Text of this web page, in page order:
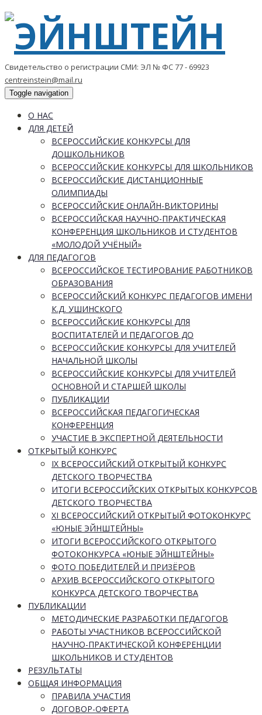
Свидетельство о регистрации СМИ: ЭЛ № ФС 77 - 69923
centreinstein@mail.ru
Toggle navigation
О НАС
ДЛЯ ДЕТЕЙ
ВСЕРОССИЙСКИЕ КОНКУРСЫ ДЛЯ
ДОШКОЛЬНИКОВ
ВСЕРОССИЙСКИЕ КОНКУРСЫ ДЛЯ ШКОЛЬНИКОВ
ВСЕРОССИЙСКИЕ ДИСТАНЦИОННЫЕ
ОЛИМПИАДЫ
ВСЕРОССИЙСКИЕ ОНЛАЙН-ВИКТОРИНЫ
ВСЕРОССИЙСКАЯ НАУЧНО-ПРАКТИЧЕСКАЯ
КОНФЕРЕНЦИЯ ШКОЛЬНИКОВ И СТУДЕНТОВ
«МОЛОДОЙ УЧЁНЫЙ»
ДЛЯ ПЕДАГОГОВ
ВСЕРОССИЙСКОЕ ТЕСТИРОВАНИЕ РАБОТНИКОВ
ОБРАЗОВАНИЯ
ВСЕРОССИЙСКИЙ КОНКУРС ПЕДАГОГОВ ИМЕНИ
К.Д. УШИНСКОГО
ВСЕРОССИЙСКИЕ КОНКУРСЫ ДЛЯ
ВОСПИТАТЕЛЕЙ И ПЕДАГОГОВ ДО
ВСЕРОССИЙСКИЕ КОНКУРСЫ ДЛЯ УЧИТЕЛЕЙ
НАЧАЛЬНОЙ ШКОЛЫ
ВСЕРОССИЙСКИЕ КОНКУРСЫ ДЛЯ УЧИТЕЛЕЙ
ОСНОВНОЙ И СТАРШЕЙ ШКОЛЫ
ПУБЛИКАЦИИ
ВСЕРОССИЙСКАЯ ПЕДАГОГИЧЕСКАЯ
КОНФЕРЕНЦИЯ
УЧАСТИЕ В ЭКСПЕРТНОЙ ДЕЯТЕЛЬНОСТИ
ОТКРЫТЫЙ КОНКУРС
IX ВСЕРОССИЙСКИЙ ОТКРЫТЫЙ КОНКУРС
ДЕТСКОГО ТВОРЧЕСТВА
ИТОГИ ВСЕРОССИЙСКИХ ОТКРЫТЫХ КОНКУРСОВ
ДЕТСКОГО ТВОРЧЕСТВА
XI ВСЕРОССИЙСКИЙ ОТКРЫТЫЙ ФОТОКОНКУРС
«ЮНЫЕ ЭЙНШТЕЙНЫ»
ИТОГИ ВСЕРОССИЙСКОГО ОТКРЫТОГО
ФОТОКОНКУРСА «ЮНЫЕ ЭЙНШТЕЙНЫ»
ФОТО ПОБЕДИТЕЛЕЙ И ПРИЗЁРОВ
АРХИВ ВСЕРОССИЙСКОГО ОТКРЫТОГО
КОНКУРСА ДЕТСКОГО ТВОРЧЕСТВА
ПУБЛИКАЦИИ
МЕТОДИЧЕСКИЕ РАЗРАБОТКИ ПЕДАГОГОВ
РАБОТЫ УЧАСТНИКОВ ВСЕРОССИЙСКОЙ
НАУЧНО-ПРАКТИЧЕСКОЙ КОНФЕРЕНЦИИ
ШКОЛЬНИКОВ И СТУДЕНТОВ
РЕЗУЛЬТАТЫ
ОБЩАЯ ИНФОРМАЦИЯ
ПРАВИЛА УЧАСТИЯ
ДОГОВОР-ОФЕРТА